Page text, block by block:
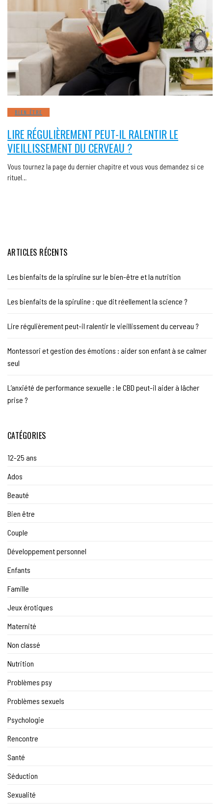
BIEN ÊTRE
LIRE RÉGULIÈREMENT PEUT-IL RALENTIR LE
VIEILLISSEMENT DU CERVEAU ?
Vous tournez la page du dernier chapitre et vous vous demandez si ce
rituel…
ARTICLES RÉCENTS
Les bienfaits de la spiruline sur le bien-être et la nutrition
Les bienfaits de la spiruline : que dit réellement la science ?
Lire régulièrement peut-il ralentir le vieillissement du cerveau ?
Montessori et gestion des émotions : aider son enfant à se calmer
seul
L’anxiété de performance sexuelle : le CBD peut-il aider à lâcher
prise ?
CATÉGORIES
12-25 ans
Ados
Beauté
Bien être
Couple
Développement personnel
Enfants
Famille
Jeux érotiques
Maternité
Non classé
Nutrition
Problèmes psy
Problèmes sexuels
Psychologie
Rencontre
Santé
Séduction
Sexualité